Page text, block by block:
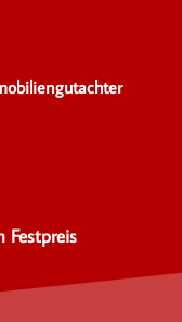
Festpreis